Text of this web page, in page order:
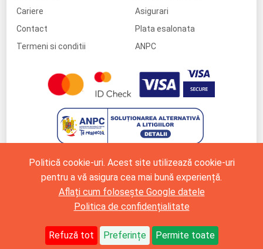
Politică cookie-uri. Acest site utilizează cookie-uri
pentru a vă asigura cea mai bună experiență.
Aflați cum folosește Google datele
Politica de confidențialitate
Refuză tot Preferințe Permite toate
Cariere
Contact
Termeni si conditii
Asigurari
Plata esalonata
ANPC